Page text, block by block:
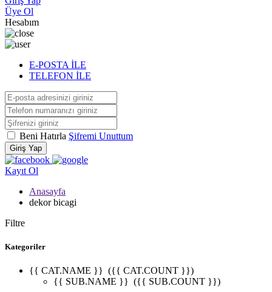
Üye Ol
Hesabım
E-POSTA İLE
TELEFON İLE
Beni Hatırla Şifremi Unuttum
Giriş Yap
Kayıt Ol
Anasayfa
dekor bicagi
Filtre
Kategoriler
{{ CAT.NAME }} ({{ CAT.COUNT }})
{{ SUB.NAME }} ({{ SUB.COUNT }})